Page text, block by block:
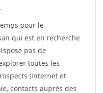
pour le
qui est en recherche
pas de
toutes les
(internet et
contacts auprès des